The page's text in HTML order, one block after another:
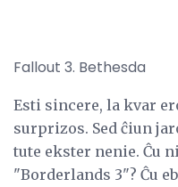
Fallout 3. Bethesda
Esti sincere, la kvar
surprizos. Sed ĉiun
tute ekster nenie. Ĉu
"Borderlands 3"? Ĉu